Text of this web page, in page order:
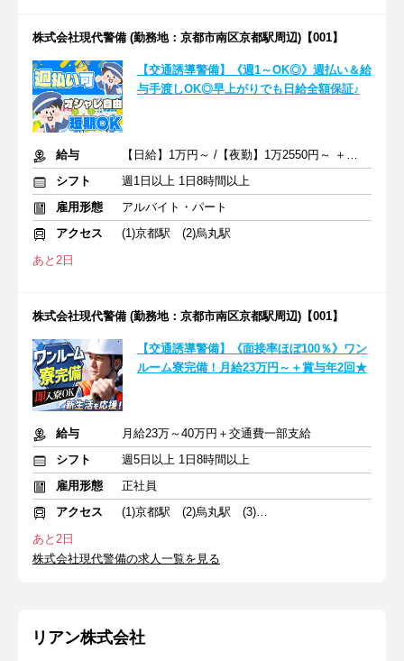
株式会社現代警備 (勤務地：京都市南区京都駅周辺)【001】
【交通誘導警備】《週1～OK◎》週払い＆給
与手渡しOK◎早上がりでも日給全額保証♪
給与
【日給】1万円～ /【夜勤】1万2550円～ ＋交通費一部支給
シフト
週1日以上 1日8時間以上
雇用形態
アルバイト・パート
アクセス
(1)京都駅 (2)烏丸駅
あと2日
株式会社現代警備 (勤務地：京都市南区京都駅周辺)【001】
【交通誘導警備】《面接率ほぼ100％》ワン
ルーム寮完備！月給23万円～＋賞与年2回★
給与
月給23万～40万円＋交通費一部支給
シフト
週5日以上 1日8時間以上
雇用形態
正社員
アクセス
(1)京都駅 (2)烏丸駅 (3)四条大宮駅
あと2日
株式会社現代警備の求人一覧を見る
リアン株式会社